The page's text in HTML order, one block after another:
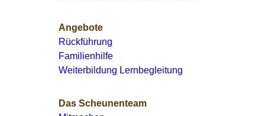
Angebote
Rückführung
Familienhilfe
Weiterbildung Lernbegleitung
Das Scheunenteam